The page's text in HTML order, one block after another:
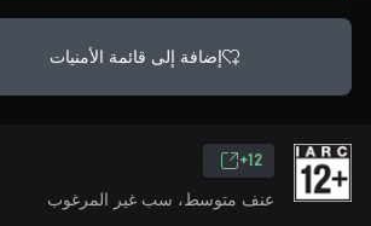
إضافة إلى قائمة الأمنيات
12+
عنف متوسط، سب غير المرغوب